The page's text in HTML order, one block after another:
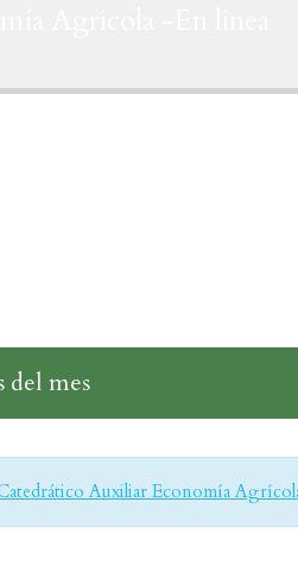
del mes
Auxiliar Economía